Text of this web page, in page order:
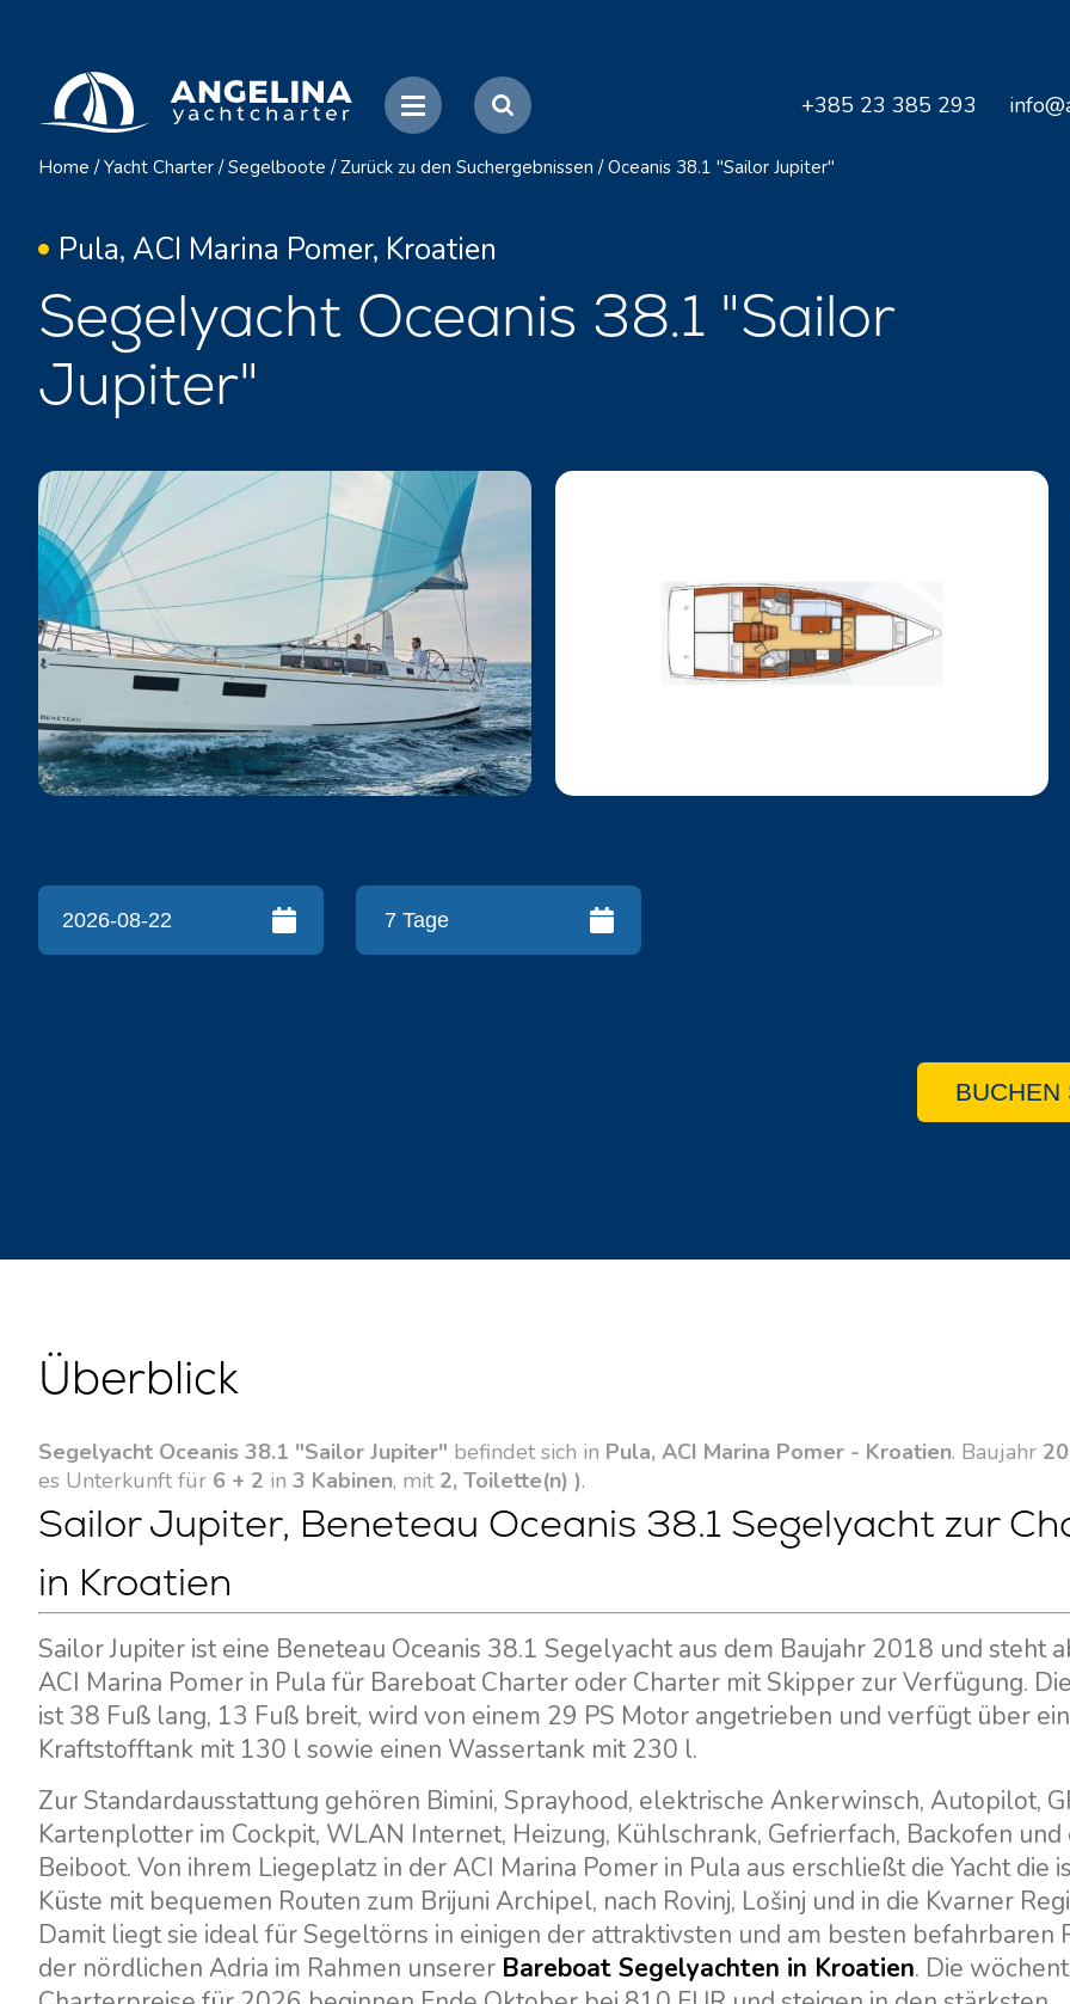
+385 23 385 293
Home / Yacht Charter / Segelboote / Zurück zu den Suchergebnissen / Oceanis 38.1 "Sailor Jupiter"
Pula, ACI Marina Pomer, Kroatien
Segelyacht Oceanis 38.1 "Sailor
Jupiter"
BUCHEN
Überblick
Segelyacht Oceanis 38.1 "Sailor Jupiter" befindet sich in Pula, ACI Marina Pomer - Kroatien. Baujahr
es Unterkunft für 6 + 2 in 3 Kabinen, mit 2, Toilette(n) ).
Sailor Jupiter, Beneteau Oceanis 38.1 Segelyacht zur
in Kroatien
Sailor Jupiter ist eine Beneteau Oceanis 38.1 Segelyacht aus dem Baujahr 2018 und steht
ACI Marina Pomer in Pula für Bareboat Charter oder Charter mit Skipper zur Verfügung.
ist 38 Fuß lang, 13 Fuß breit, wird von einem 29 PS Motor angetrieben und verfügt über
Kraftstofftank mit 130 l sowie einen Wassertank mit 230 l.
Zur Standardausstattung gehören Bimini, Sprayhood, elektrische Ankerwinsch, Autopilot,
Kartenplotter im Cockpit, WLAN Internet, Heizung, Kühlschrank, Gefrierfach, Backofen und
Beiboot. Von ihrem Liegeplatz in der ACI Marina Pomer in Pula aus erschließt die Yacht die
Küste mit bequemen Routen zum Brijuni Archipel, nach Rovinj, Lošinj und in die Kvarner
Damit liegt sie ideal für Segeltörns in einigen der attraktivsten und am besten befahrbaren
der nördlichen Adria im Rahmen unserer Bareboat Segelyachten in Kroatien. Die